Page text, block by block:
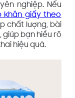
nghiệp. Nếu
khăn giấy theo
chất lượng, bài
giúp bạn hiểu rõ
hiệu quả.